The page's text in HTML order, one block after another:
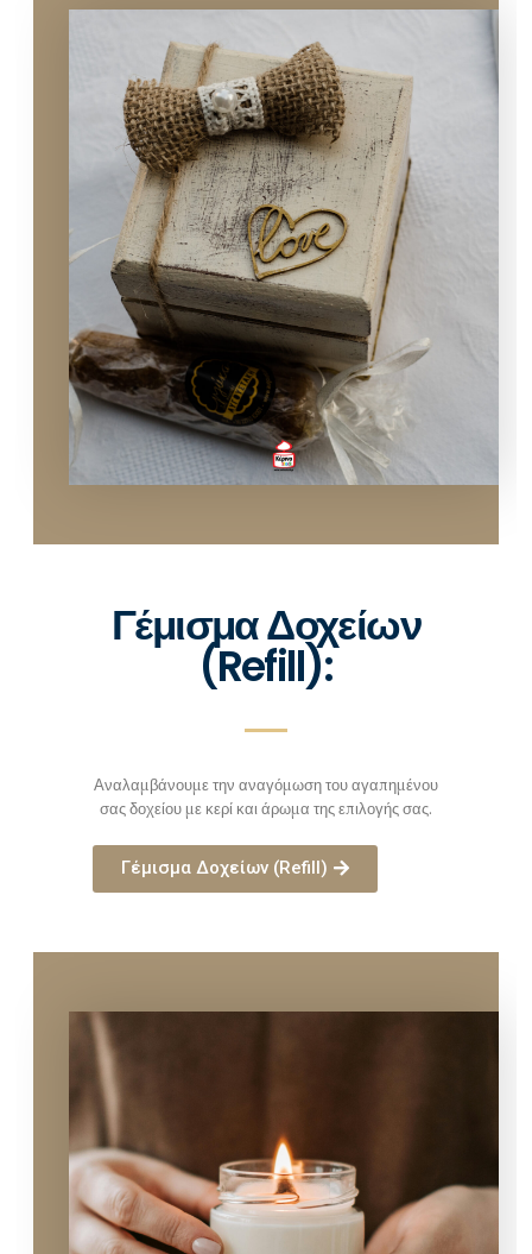
Γέμισμα Δοχείων
(Refill):
Αναλαμβάνουμε την αναγόμωση του αγαπημένου
σας δοχείου με κερί και άρωμα της επιλογής σας.
Γέμισμα Δοχείων (Refill)